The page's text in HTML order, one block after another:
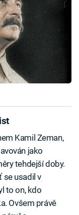
Kamil Zeman,
jako
tehdejší doby.
se usadil v
to on, kdo
Ovšem právě